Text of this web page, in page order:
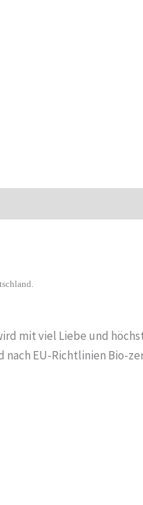
mit viel Liebe und
EU-Richtlinien Bio-